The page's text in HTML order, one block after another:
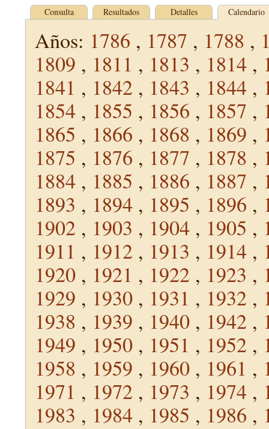
Consulta Resultados Detalles Calendario
Años: 1786 , 1787 , 1788 ,
1809 , 1811 , 1813 , 1814 ,
1841 , 1842 , 1843 , 1844 ,
1854 , 1855 , 1856 , 1857 ,
1865 , 1866 , 1868 , 1869 ,
1875 , 1876 , 1877 , 1878 ,
1884 , 1885 , 1886 , 1887 ,
1893 , 1894 , 1895 , 1896 ,
1902 , 1903 , 1904 , 1905 ,
1911 , 1912 , 1913 , 1914 ,
1920 , 1921 , 1922 , 1923 ,
1929 , 1930 , 1931 , 1932 ,
1938 , 1939 , 1940 , 1942 ,
1949 , 1950 , 1951 , 1952 ,
1958 , 1959 , 1960 , 1961 ,
1971 , 1972 , 1973 , 1974 ,
1983 , 1984 , 1985 , 1986 ,